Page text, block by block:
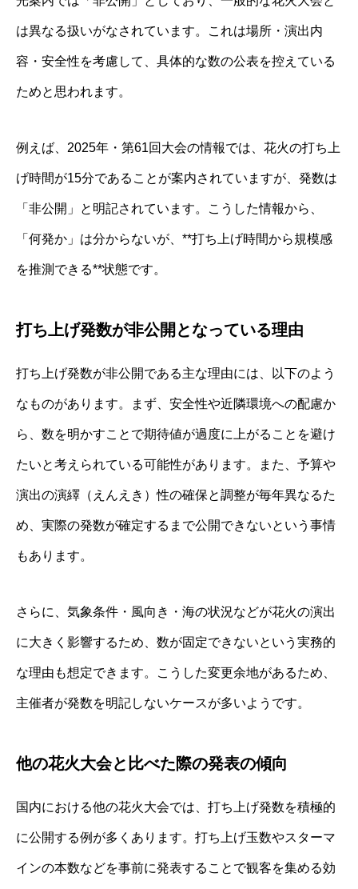
は異なる扱いがなされています。これは場所・演出内
容・安全性を考慮して、具体的な数の公表を控えている
ためと思われます。
例えば、2025年・第61回大会の情報では、花火の打ち上
げ時間が15分であることが案内されていますが、発数は
「非公開」と明記されています。こうした情報から、
「何発か」は分からないが、**打ち上げ時間から規模感
を推測できる**状態です。
打ち上げ発数が非公開となっている理由
打ち上げ発数が非公開である主な理由には、以下のよう
なものがあります。まず、安全性や近隣環境への配慮か
ら、数を明かすことで期待値が過度に上がることを避け
たいと考えられている可能性があります。また、予算や
演出の演繹（えんえき）性の確保と調整が毎年異なるた
め、実際の発数が確定するまで公開できないという事情
もあります。
さらに、気象条件・風向き・海の状況などが花火の演出
に大きく影響するため、数が固定できないという実務的
な理由も想定できます。こうした変更余地があるため、
主催者が発数を明記しないケースが多いようです。
他の花火大会と比べた際の発表の傾向
国内における他の花火大会では、打ち上げ発数を積極的
に公開する例が多くあります。打ち上げ玉数やスターマ
インの本数などを事前に発表することで観客を集める効